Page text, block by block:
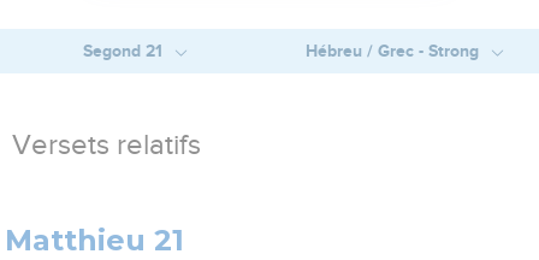
Segond 21 Hébreu / Grec - Strong
Versets relatifs
Matthieu 21